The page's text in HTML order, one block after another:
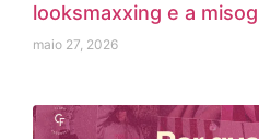
looksmaxxing e a
maio 27, 2026